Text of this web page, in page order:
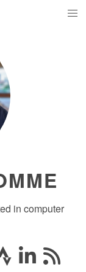
in computer